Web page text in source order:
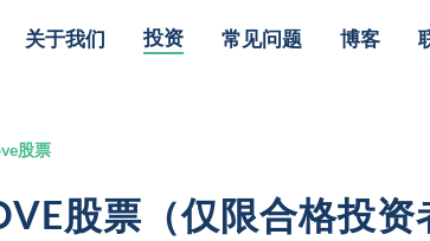
关于我们 投资 常见问题 博客
股票
股票（仅限合格投资